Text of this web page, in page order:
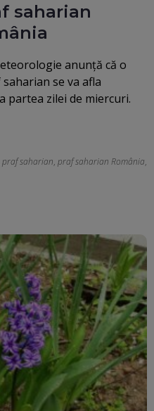
saharian
anunţă că o
se va afla
partea zilei de miercuri.
praf saharian, praf saharian România,